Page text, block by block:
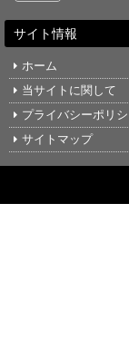
サイト情報
ホーム
当サイトに関して
プライバシーポリ
サイトマップ